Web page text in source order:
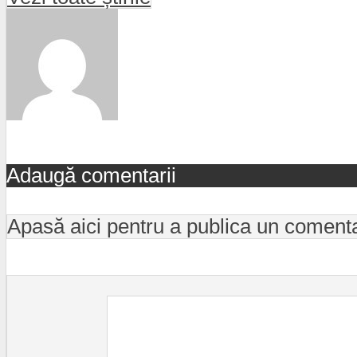
Adaugă comentarii
Apasă aici pentru a publica un